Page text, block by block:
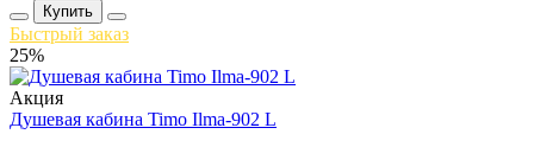
Купить
Быстрый заказ
25%
Акция
Душевая кабина Timo Ilma-902 L